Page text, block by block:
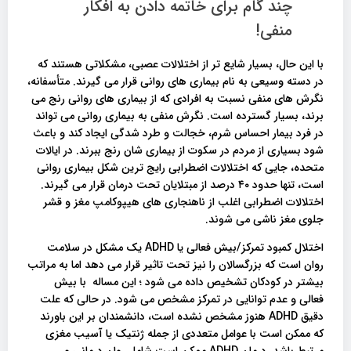
چند گام برای خاتمه دادن به افکار
منفی!
با این حال، بسیار شایع تر از اختلالات عصبی، مشکلاتی هستند که
در دسته وسیعی به نام بیماری های روانی قرار می گیرند. متأسفانه،
نگرش های منفی نسبت به افرادی که از بیماری های روانی رنج می
برند، بسیار گسترده است. نگرش منفی به بیماری روانی می تواند
در فرد بیمار احساس شرم، خجالت و طرد شدگی ایجاد کند و باعث
شود بسیاری از مردم در سکوت از بیماری شان رنج ببرند. در ایالات
متحده، جایی که اختلالات اضطرابی رایج ترین شکل بیماری روانی
است، تنها حدود ۴۰ درصد از مبتلایان تحت درمان قرار می گیرند.
اختلالات اضطرابی اغلب از ناهنجاری های هیپوکامپ مغز و قشر
جلوی مغز ناشی می شوند.
اختلال کمبود تمرکز/بیش فعالی یا ADHD یک مشکل در سلامت
روان است که بزرگسالان را نیز تحت تاثیر قرار می دهد اما به مراتب
بیشتر در کودکان تشخیص داده می شود ؛ این مساله با بیش
فعالی و عدم توانایی در تمرکز مشخص می شود. در حالی که علت
دقیق ADHD هنوز مشخص نشده است، دانشمندان بر این باورند
که ممکن است با عوامل متعددی از جمله ژنتیک یا آسیب مغزی